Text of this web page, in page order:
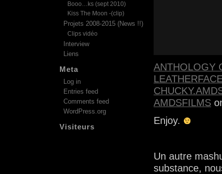
ANTHOLOGY
AMDSFILMS
Enjoy.
Un autre
substance,
Booo…ks (sept 2010)
Kiss The Moon -(clip)
Projets 2008-2015 (News !!)
Clips vidéo
Interview
Liens
Meta
Log in
Entries feed
Comments feed
WordPress.org
Visiteurs